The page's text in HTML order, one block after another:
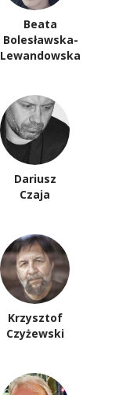
Beata
Bolesławska-
Lewandowska
Dariusz
Czaja
Krzysztof
Czyżewski